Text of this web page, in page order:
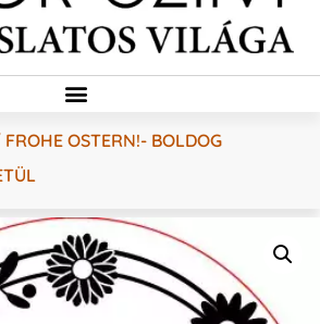
OSTERN!- BOLDOG